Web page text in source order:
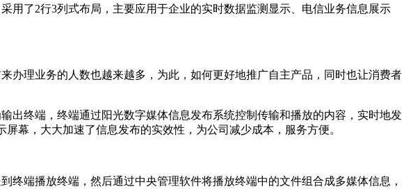
用了2行3列式布局，主要应用于企业的实时数据监测显示、电信业务信息展示
办理业务的人数也越来越多，为此，如何更好地推广自主产品，同时也让消费者
出终端，终端通过阳光数字媒体信息发布系统控制传输和播放的内容，实时地发
幕，大大加速了信息发布的实效性，为公司减少成本，服务方便。
端播放终端，然后通过中央管理软件将播放终端中的文件组合成多媒体信息，